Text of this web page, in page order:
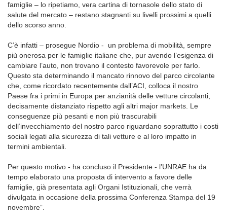
famiglie – lo ripetiamo, vera cartina di tornasole dello stato di
salute del mercato – restano stagnanti su livelli prossimi a quelli
dello scorso anno.
C’è infatti – prosegue Nordio - un problema di mobilità, sempre
più onerosa per le famiglie italiane che, pur avendo l’esigenza di
cambiare l’auto, non trovano il contesto favorevole per farlo.
Questo sta determinando il mancato rinnovo del parco circolante
che, come ricordato recentemente dall’ACI, colloca il nostro
Paese fra i primi in Europa per anzianità delle vetture circolanti,
decisamente distanziato rispetto agli altri major markets. Le
conseguenze più pesanti e non più trascurabili
dell’invecchiamento del nostro parco riguardano soprattutto i costi
sociali legati alla sicurezza di tali vetture e al loro impatto in
termini ambientali.
Per questo motivo - ha concluso il Presidente - l’UNRAE ha da
tempo elaborato una proposta di intervento a favore delle
famiglie, già presentata agli Organi Istituzionali, che verrà
divulgata in occasione della prossima Conferenza Stampa del 19
novembre”.